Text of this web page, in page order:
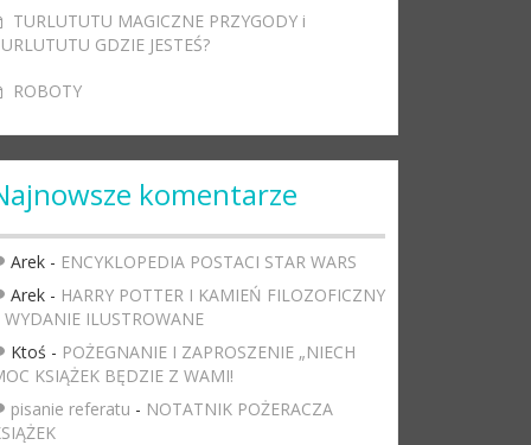
TURLUTUTU MAGICZNE PRZYGODY i
GDZIE JESTEŚ?
ROBOTY
komentarze
Arek - ENCYKLOPEDIA POSTACI STAR WARS
Arek - HARRY POTTER I KAMIEŃ FILOZOFICZNY
WYDANIE ILUSTROWANE
Ktoś - POŻEGNANIE I ZAPROSZENIE „NIECH
KSIĄŻEK BĘDZIE Z WAMI!
pisanie referatu - NOTATNIK POŻERACZA